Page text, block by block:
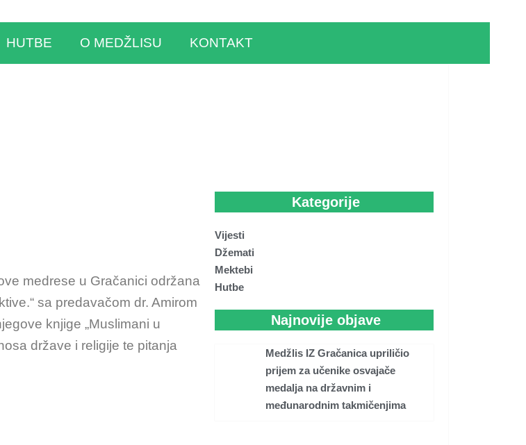
HUTBE O MEDŽLISU KONTAKT
medrese u Gračanici održana
sa predavačom dr. Amirom
knjige „Muslimani u
države i religije te pitanja
Kategorije
Vijesti
Džemati
Mektebi
Hutbe
Najnovije objave
Medžlis IZ Gračanica upriličio
prijem za učenike osvajače
medalja na državnim i
međunarodnim takmičenjima